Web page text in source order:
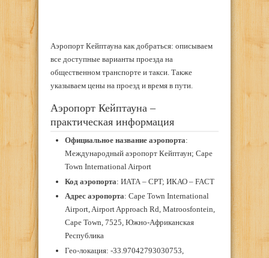
Аэропорт Кейптауна как добраться: описываем
все доступные варианты проезда на
общественном транспорте и такси. Также
указываем цены на проезд и время в пути.
Аэропорт Кейптауна –
практическая информация
Официальное название аэропорта:
Международный аэропорт Кейптаун; Cape
Town International Airport
Код аэропорта: ИАТА – CPT; ИКАО – FACT
Адрес аэропорта: Cape Town International
Airport, Airport Approach Rd, Matroosfontein,
Cape Town, 7525, Южно-Африканская
Республика
Гео-локация: -33.97042793030753,